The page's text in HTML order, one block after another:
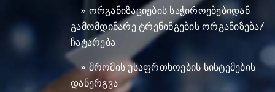
» ორგანიზაციების საჭიროებებიდან
გამომდინარე ტრენინგების ორგანიზება/
ჩატარება
» შრომის უსაფრთხოების სისტემების
დანერგვა